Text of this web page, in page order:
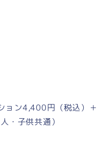
ョン4,400円（税込）＋
・子供共通）